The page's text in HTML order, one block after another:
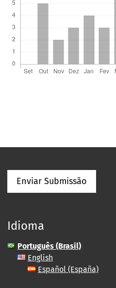
Enviar Submissão
Idioma
Português (Brasil)
English
Español (España)